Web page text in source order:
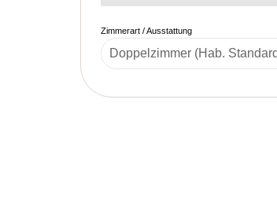
Zimmerart / Ausstattung